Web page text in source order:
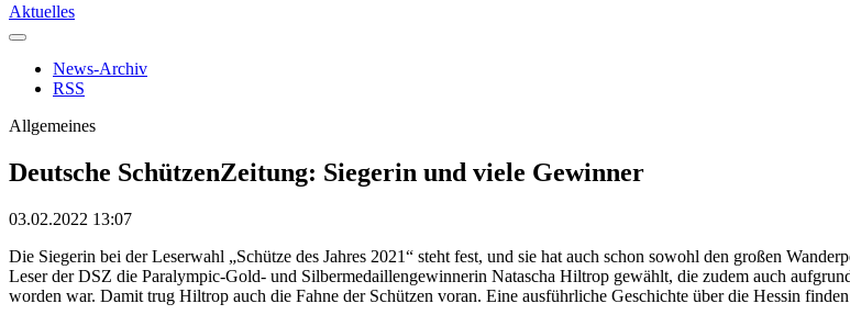
Aktuelles
News-Archiv
RSS
Allgemeines
Deutsche SchützenZeitung: Siegerin und viele Gewinner
03.02.2022 13:07
Die Siegerin bei der Leserwahl „Schütze des Jahres 2021“ steht fest, und sie hat auch schon sowohl den großen
Leser der DSZ die Paralympic-Gold- und Silbermedaillengewinnerin Natascha Hiltrop gewählt, die zudem auch
worden war. Damit trug Hiltrop auch die Fahne der Schützen voran. Eine ausführliche Geschichte über die Hessin